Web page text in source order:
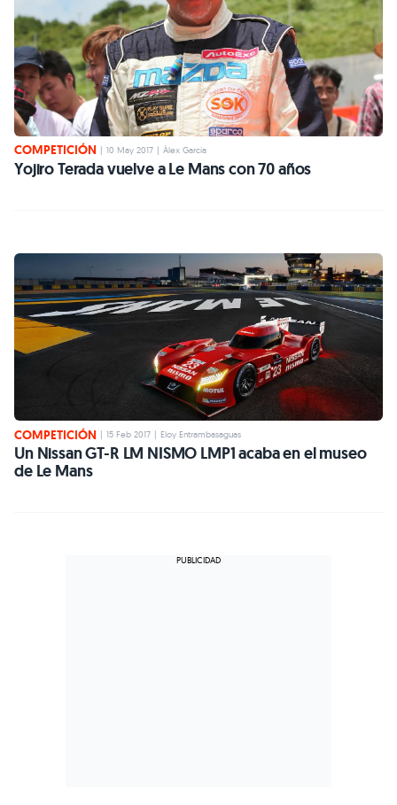
COMPETICIÓN | 10 May 2017 | Àlex Garcia
Yojiro Terada vuelve a Le Mans con 70 años
COMPETICIÓN 15 Feb 2017 Eloy Entrambasaguas
Un Nissan GT-R LM NISMO LMP1 acaba en el museo
de Le Mans